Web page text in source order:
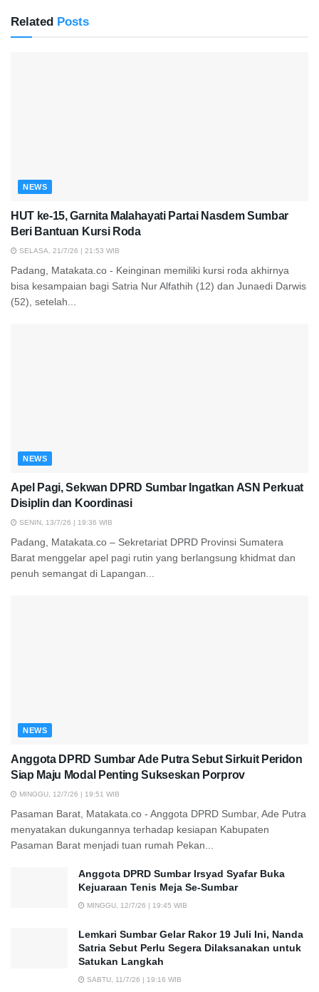
Related Posts
NEWS
HUT ke-15, Garnita Malahayati Partai Nasdem Sumbar
Beri Bantuan Kursi Roda
SELASA, 21/7/26 | 21:53 WIB
Padang, Matakata.co - Keinginan memiliki kursi roda akhirnya
bisa kesampaian bagi Satria Nur Alfathih (12) dan Junaedi Darwis
(52), setelah...
NEWS
Apel Pagi, Sekwan DPRD Sumbar Ingatkan ASN Perkuat
Disiplin dan Koordinasi
SENIN, 13/7/26 | 19:36 WIB
Padang, Matakata.co – Sekretariat DPRD Provinsi Sumatera
Barat menggelar apel pagi rutin yang berlangsung khidmat dan
penuh semangat di Lapangan...
NEWS
Anggota DPRD Sumbar Ade Putra Sebut Sirkuit Peridon
Siap Maju Modal Penting Sukseskan Porprov
MINGGU, 12/7/26 | 19:51 WIB
Pasaman Barat, Matakata.co - Anggota DPRD Sumbar, Ade Putra
menyatakan dukungannya terhadap kesiapan Kabupaten
Pasaman Barat menjadi tuan rumah Pekan...
Anggota DPRD Sumbar Irsyad Syafar Buka
Kejuaraan Tenis Meja Se-Sumbar
MINGGU, 12/7/26 | 19:45 WIB
Lemkari Sumbar Gelar Rakor 19 Juli Ini, Nanda
Satria Sebut Perlu Segera Dilaksanakan untuk
Satukan Langkah
SABTU, 11/7/26 | 19:16 WIB